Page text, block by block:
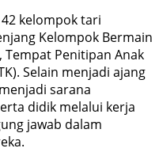
kelompok tari
Kelompok Bermain
Tempat Penitipan Anak
Selain menjadi ajang
sarana
didik melalui kerja
jawab dalam